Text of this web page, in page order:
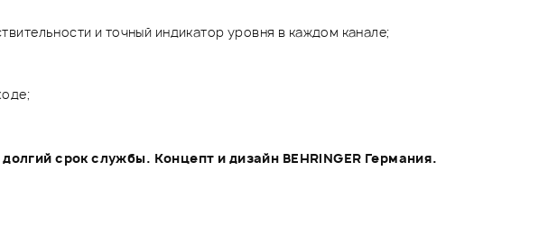
и точный индикатор уровня в каждом канале;
срок службы. Концепт и дизайн BEHRINGER Германия.